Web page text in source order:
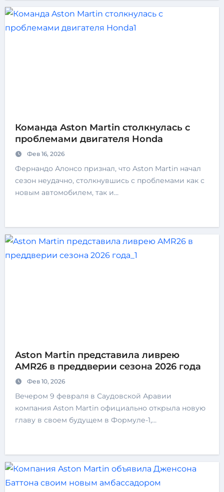
Команда Aston Martin столкнулась с
проблемами двигателя Honda
Фев 16, 2026
Фернандо Алонсо признал, что Aston Martin начал
сезон неудачно, столкнувшись с проблемами как с
новым автомобилем, так и…
Aston Martin представила ливрею
AMR26 в преддверии сезона 2026 года
Фев 10, 2026
Вечером 9 февраля в Саудовской Аравии
компания Aston Martin официально открыла новую
главу в своем будущем в Формуле-1,…